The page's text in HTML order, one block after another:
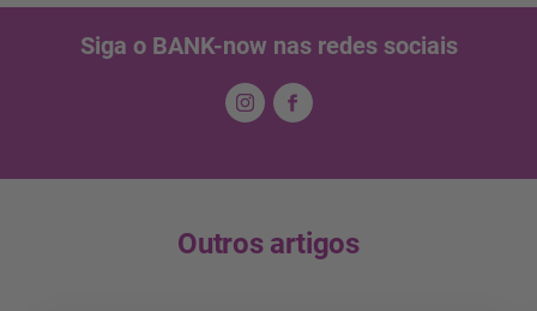
Siga o BANK-now nas redes sociais
Outros artigos